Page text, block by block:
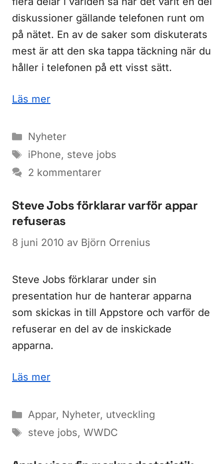
diskussioner gällande telefonen runt om
på nätet. En av de saker som diskuterats
mest är att den ska tappa täckning när du
håller i telefonen på ett visst sätt.
Läs mer
Kategorier
Nyheter
Etiketter
iPhone, steve jobs
2 kommentarer
Steve Jobs förklarar varför appar
refuseras
8 juni 2010 av Björn Orrenius
Steve Jobs förklarar under sin
presentation hur de hanterar apparna
som skickas in till Appstore och varför de
refuserar en del av de inskickade
apparna.
Läs mer
Kategorier
Appar, Nyheter, utveckling
Etiketter
steve jobs, WWDC